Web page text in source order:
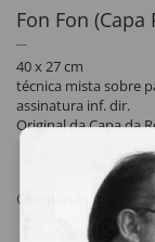
Fon Fon (Capa
40 x 27 cm
técnica mista sobre
assinatura inf. dir.
Original da Capa da
Compartilhar